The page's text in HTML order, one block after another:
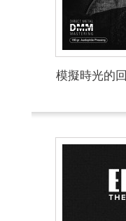
模擬時光的